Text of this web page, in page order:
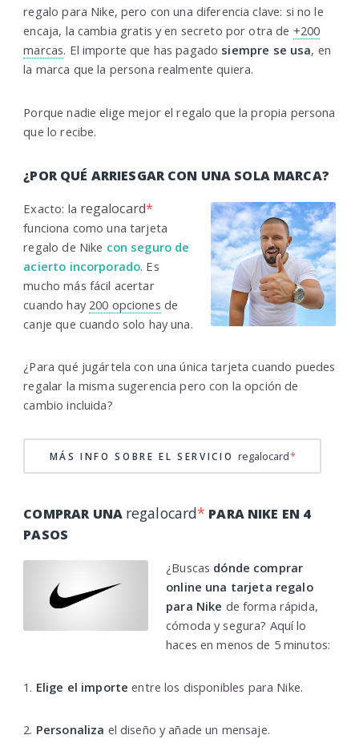
regalo para Nike, pero con una diferencia clave: si no le
encaja, la cambia gratis y en secreto por otra de +200
marcas. El importe que has pagado siempre se usa, en
la marca que la persona realmente quiera.
Porque nadie elige mejor el regalo que la propia persona
que lo recibe.
¿POR QUÉ ARRIESGAR CON UNA SOLA MARCA?
Exacto: la regalocard*
funciona como una tarjeta
regalo de Nike con seguro de
acierto incorporado. Es
mucho más fácil acertar
cuando hay 200 opciones de
canje que cuando solo hay una.
¿Para qué jugártela con una única tarjeta cuando puedes
regalar la misma sugerencia pero con la opción de
cambio incluida?
MÁS INFO SOBRE EL SERVICIO regalocard*
COMPRAR UNA regalocard* PARA NIKE EN 4
PASOS
¿Buscas dónde comprar
online una tarjeta regalo
para Nike de forma rápida,
cómoda y segura? Aquí lo
haces en menos de 5 minutos:
1. Elige el importe entre los disponibles para Nike.
2. Personaliza el diseño y añade un mensaje.